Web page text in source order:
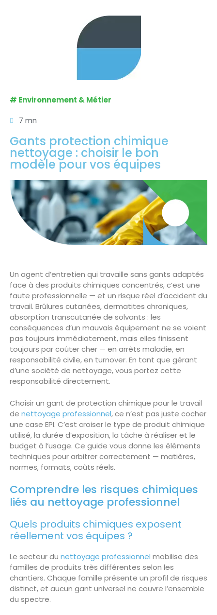
# Environnement & Métier
7 mn
Gants protection chimique
nettoyage : choisir le bon
modèle pour vos équipes
Un agent d’entretien qui travaille sans gants adaptés
face à des produits chimiques concentrés, c’est une
faute professionnelle — et un risque réel d’accident du
travail. Brûlures cutanées, dermatites chroniques,
absorption transcutanée de solvants : les
conséquences d’un mauvais équipement ne se voient
pas toujours immédiatement, mais elles finissent
toujours par coûter cher — en arrêts maladie, en
responsabilité civile, en turnover. En tant que gérant
d’une société de nettoyage, vous portez cette
responsabilité directement.
Choisir un gant de protection chimique pour le travail
de nettoyage professionnel, ce n’est pas juste cocher
une case EPI. C’est croiser le type de produit chimique
utilisé, la durée d’exposition, la tâche à réaliser et le
budget à l’usage. Ce guide vous donne les éléments
techniques pour arbitrer correctement — matières,
normes, formats, coûts réels.
Comprendre les risques chimiques
liés au nettoyage professionnel
Quels produits chimiques exposent
réellement vos équipes ?
Le secteur du nettoyage professionnel mobilise des
familles de produits très différentes selon les
chantiers. Chaque famille présente un profil de risques
distinct, et aucun gant universel ne couvre l’ensemble
du spectre.